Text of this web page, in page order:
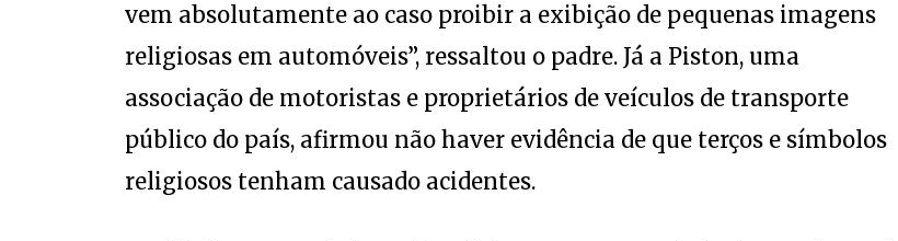
vem absolutamente ao caso proibir a exibição de pequenas imagens
religiosas em automóveis”, ressaltou o padre. Já a Piston, uma
associação de motoristas e proprietários de veículos de transporte
público do país, afirmou não haver evidência de que terços e símbolos
religiosos tenham causado acidentes.